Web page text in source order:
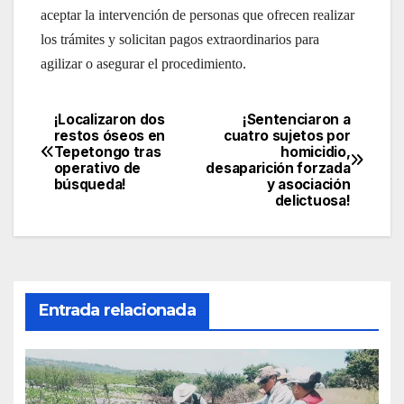
aceptar la intervención de personas que ofrecen realizar
los trámites y solicitan pagos extraordinarios para
agilizar o asegurar el procedimiento.
Navegación
de
entradas
¡Sentenciaron a
cuatro sujetos por
homicidio,
desaparición forzada
y asociación
delictuosa!
¡Localizaron dos
restos óseos en
Tepetongo tras
operativo de
búsqueda!
Entrada relacionada